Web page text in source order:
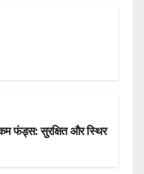
फंड्स: सुरक्षित और स्थिर